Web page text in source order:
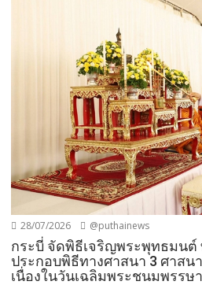
28/07/2026 @puthainews
กระบี่ จัดพิธีเจริญพระพุทธมน
ประกอบพิธีทางศาสนา 3 ศาสน
เนื่องในวันเฉลิมพระชนมพรรษ